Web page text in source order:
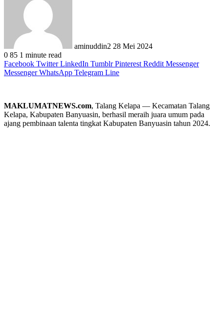
aminuddin2 28 Mei 2024
0 85 1 minute read
Facebook Twitter LinkedIn Tumblr Pinterest Reddit Messenger
Messenger WhatsApp Telegram Line
MAKLUMATNEWS.com, Talang Kelapa — Kecamatan Talang
Kelapa, Kabupaten Banyuasin, berhasil meraih juara umum pada
ajang pembinaan talenta tingkat Kabupaten Banyuasin tahun 2024.